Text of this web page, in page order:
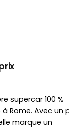
supercar 100 %
Rome. Avec un
marque un